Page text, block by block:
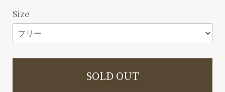
Size
SOLD OUT